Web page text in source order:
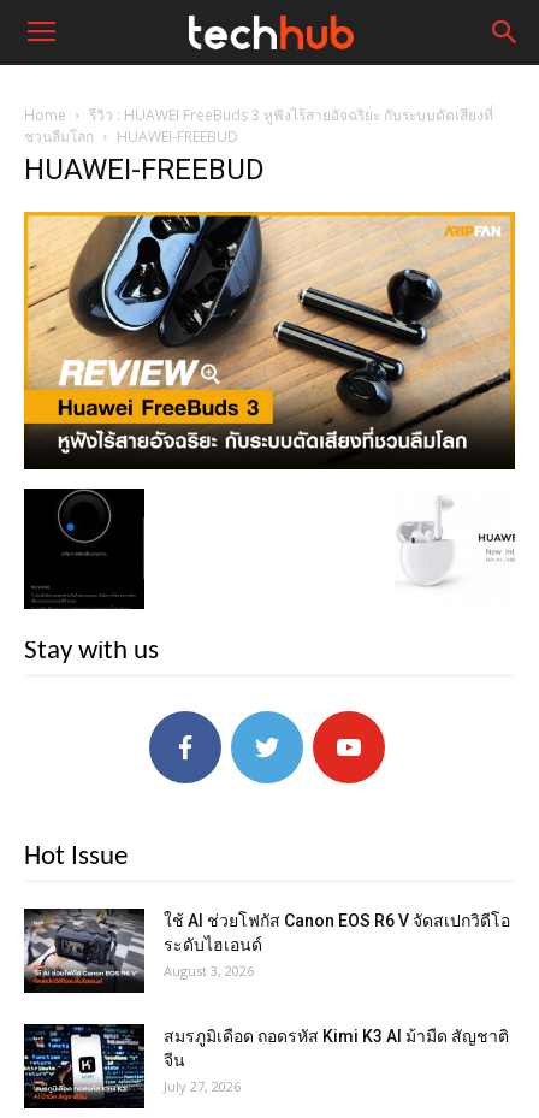
Home
รีวิว : HUAWEI FreeBuds 3 หูฟังไร้สายอัจฉริยะ กับระบบตัดเสียงที่
ชวนลืมโลก
HUAWEI-FREEBUD
HUAWEI-FREEBUD
Stay with us
Hot Issue
ใช้ AI ช่วยโฟกัส Canon EOS R6 V จัดสเปกวิดีโอ
ระดับไฮเอนด์
August 3, 2026
สมรภูมิเดือด ถอดรหัส Kimi K3 AI ม้ามืด สัญชาติ
จีน
July 27, 2026